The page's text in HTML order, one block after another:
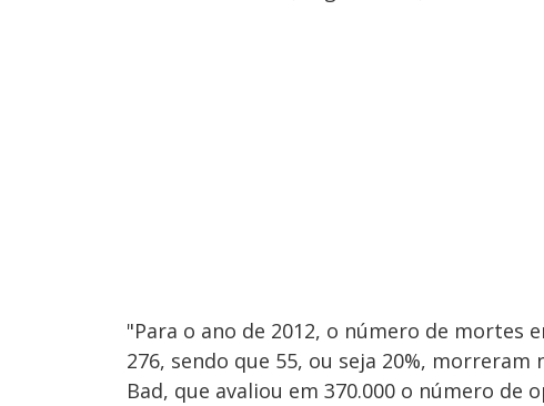
"Para o ano de 2012, o número de mortes
276, sendo que 55, ou seja 20%,
Bad, que avaliou em 370.000 o número